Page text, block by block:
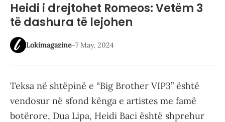
Heidi i drejtohet Romeos: Vetëm 3
të dashura të lejohen
Lokimagazine-7 May, 2024
Teksa në shtëpinë e “Big Brother VIP3” është
vendosur në sfond kënga e artistes me famë
botërore, Dua Lipa, Heidi Baci është shprehur